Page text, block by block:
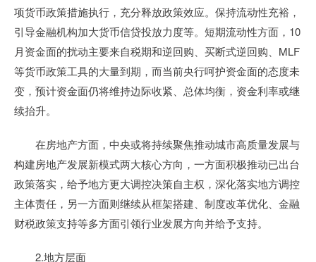
项货币政策措施执行，充分释放政策效应。保持流动性充裕，
引导金融机构加大货币信贷投放力度等。短期流动性方面，10
月资金面的扰动主要来自税期和逆回购、买断式逆回购、MLF
等货币政策工具的大量到期，而当前央行呵护资金面的态度未
变，预计资金面仍将维持边际收紧、总体均衡，资金利率或继
续抬升。
在房地产方面，中央或将持续聚焦推动城市高质量发展与
构建房地产发展新模式两大核心方向，一方面积极推动已出台
政策落实，给予地方更大调控决策自主权，深化落实地方调控
主体责任，另一方面则继续从框架搭建、制度改革优化、金融
财税政策支持等多方面引领行业发展方向并给予支持。
2.地方层面